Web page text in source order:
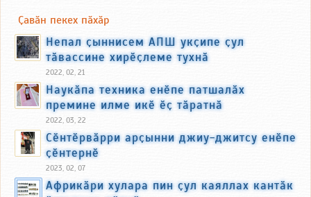
Ҫавӑн пекех пӑхӑр
Непал ҫыннисем АПШ укҫипе ҫул
тӑвассине хирӗҫлеме тухнӑ
2022, 02, 21
Наукӑпа техника енӗпе патшалӑх
премине илме икӗ ӗҫ тӑратнӑ
2022, 03, 22
Сӗнтӗрвӑрри арҫынни джиу-джитсу енӗпе
ҫӗнтернӗ
2023, 02, 07
Африкӑри хулара пин ҫул каяллах кантӑк